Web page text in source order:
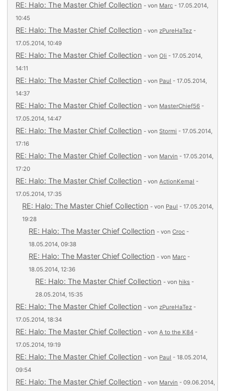
RE: Halo: The Master Chief Collection - von Marc - 17.05.2014,
10:45
RE: Halo: The Master Chief Collection - vonzPureHaTez -
17.05.2014, 10:49
RE: Halo: The Master Chief Collection - vonOli - 17.05.2014,
14:11
RE: Halo: The Master Chief Collection - von Paul - 17.05.2014,
14:37
RE: Halo: The Master Chief Collection - von MasterChief56 -
17.05.2014, 14:47
RE: Halo: The Master Chief Collection - vonStormi - 17.05.2014,
17:16
RE: Halo: The Master Chief Collection - von Marvin - 17.05.2014,
17:20
RE: Halo: The Master Chief Collection - vonActionKemal -
17.05.2014, 17:35
RE: Halo: The Master Chief Collection - von Paul - 17.05.2014,
19:28
RE: Halo: The Master Chief Collection - vonCroc -
18.05.2014, 09:38
RE: Halo: The Master Chief Collection - von Marc -
18.05.2014, 12:36
RE: Halo: The Master Chief Collection - von hiks -
28.05.2014, 15:35
RE: Halo: The Master Chief Collection - vonzPureHaTez -
17.05.2014, 18:34
RE: Halo: The Master Chief Collection - vonA to the K84 -
17.05.2014, 19:19
RE: Halo: The Master Chief Collection - von Paul - 18.05.2014,
09:54
RE: Halo: The Master Chief Collection - von Marvin - 09.06.2014,